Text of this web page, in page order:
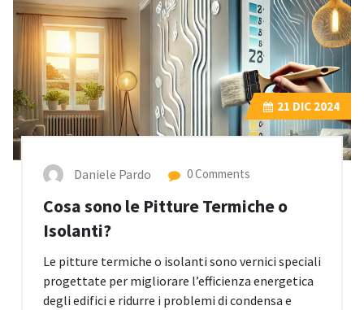
21 DIC 2024
Daniele Pardo 0 Comments
Cosa sono le Pitture Termiche o
Isolanti?
Le pitture termiche o isolanti sono vernici speciali
progettate per migliorare l’efficienza energetica
degli edifici e ridurre i problemi di condensa e